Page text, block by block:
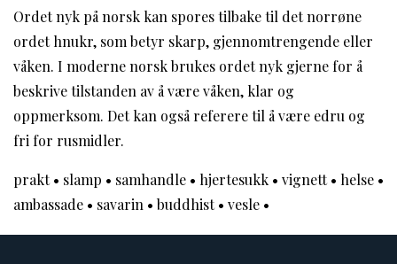
Ordet nyk på norsk kan spores tilbake til det norrøne
ordet hnukr, som betyr skarp, gjennomtrengende eller
våken. I moderne norsk brukes ordet nyk gjerne for å
beskrive tilstanden av å være våken, klar og
oppmerksom. Det kan også referere til å være edru og
fri for rusmidler.
prakt• slamp • samhandle • hjertesukk • vignett• helse •
ambassade • savarin • buddhist• vesle •